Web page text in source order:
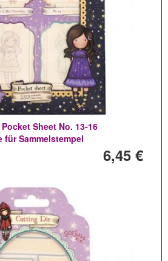
Sheet No. 13-16
für Sammelstempel
6,45 €